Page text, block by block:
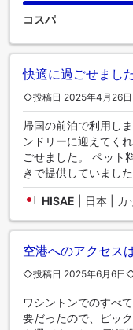
ためにご利用くださ
コスパ
快適に過ごせまし
◇投稿日 2025年4月26
帰国の前泊で利用し
ンドリーに迎えてく
ごせました。 ペット
きで提供していまし
HISAE 日本 | カ
空港へのアクセス
◇投稿日 2025年6月6日
ワシントンでのすべ
要だったので、ピッ